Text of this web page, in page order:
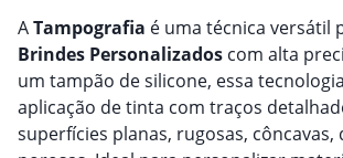
ATampografia é uma técnica versátil
Brindes Personalizados com alta
um tampão de silicone, essa
aplicação de tinta com traços
superfícies planas, rugosas, côncavas,